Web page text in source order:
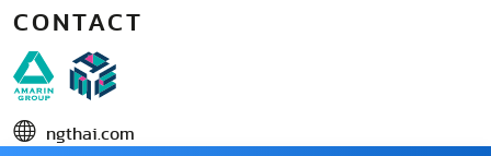
CONTACT
ngthai.com